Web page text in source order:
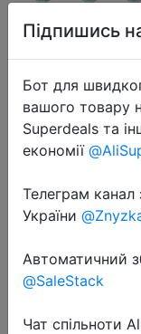
2022-12-12
Bayonet
11/16/24/
Підпишись
Бот для
вашого товару
Superdeals та
економії
Телеграм
України
Автоматичний
@SaleStack
Чат спільноти